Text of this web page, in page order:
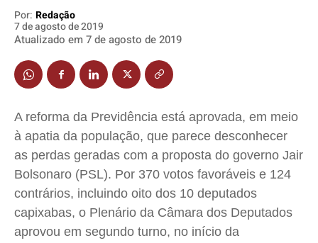
TV Século
Justiça
Educação
Segurança
Cidades
Direitos
Economia
Cultura
Colunas
TV Século
Justiça
Educação
Segurança
Cidades
Direitos
Economia
Cultura
Colunas
TV Século
Justiça
Educação
Segurança
Cidades
Direitos
Economia
Cultura
Colunas
TV Século
Justiça
Educação
Segurança
Cidades
Direitos
Economia
Cultura
Colunas
Por: Redação
7 de agosto de 2019
Atualizado em 7 de agosto de 2019
A reforma da Previdência está aprovada, em meio
à apatia da população, que parece desconhecer
as perdas geradas com a proposta do governo Jair
Bolsonaro (PSL). Por 370 votos favoráveis e 124
contrários, incluindo oito dos 10 deputados
capixabas, o Plenário da Câmara dos Deputados
aprovou em segundo turno, no início da